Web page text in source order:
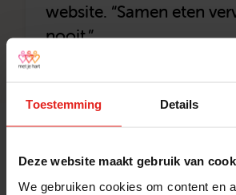
Toestemming Details
Deze website maakt gebruik van
We gebruiken cookies om content en
website. “Samen eten
nooit.”
Stichting Met je hart laat